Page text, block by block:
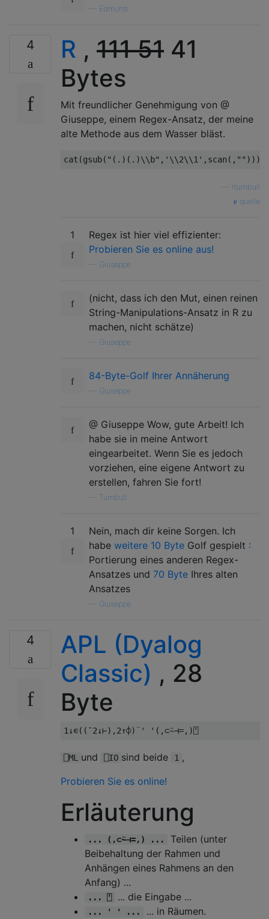
Edmund
4 R , 11151 41
Bytes
Mit freundlicher Genehmigung von @
Giuseppe, einem Regex-Ansatz, der meine
alte Methode aus dem Wasser bläst.
rturnbull
quelle
1
Regex ist hier viel effizienter:
Probieren Sie es online aus!
Giuseppe
(nicht, dass ich den Mut, einen reinen
String-Manipulations-Ansatz in R zu
machen, nicht schätze)
Giuseppe
84-Byte-Golf Ihrer Annäherung
Giuseppe
@ Giuseppe Wow, gute Arbeit! Ich
habe sie in meine Antwort
eingearbeitet. Wenn Sie es jedoch
vorziehen, eine eigene Antwort zu
erstellen, fahren Sie fort!
Turnbull
1
Nein, mach dir keine Sorgen. Ich
habe weitere 10 Byte Golf gespielt :
Portierung eines anderen Regex-
Ansatzes und 70 Byte Ihres alten
Ansatzes
Giuseppe
4
APL (Dyalog
Classic) , 28
Byte
⎕ML und ⎕IO sind beide 1 ,
Probieren Sie es online!
Erläuterung
... (,⊂⍨⊣=,) ...
Teilen (unter
Beibehaltung der Rahmen und
Anhängen eines Rahmens an den
Anfang) ...
... ⍞ ... die Eingabe ...
... ' ' ... ... in Räumen.